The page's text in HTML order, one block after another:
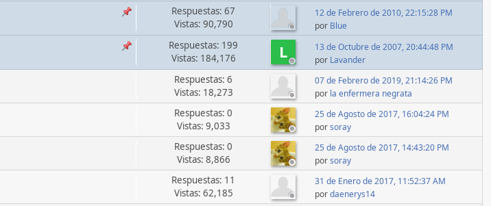
Respuestas: 67
Vistas: 90,790
12 de Febrero de 2010, 22:15:28 PM
por Blue
L
Respuestas: 199
Vistas: 184,176
13 de Octubre de 2007, 20:44:48 PM
por Lavander
Respuestas: 6
Vistas: 18,273
07 de Febrero de 2019, 21:14:26 PM
por la enfermera negrata
Respuestas: 0
Vistas: 9,033
25 de Agosto de 2017, 16:04:24 PM
porsoray
Respuestas: 0
Vistas: 8,866
25 de Agosto de 2017, 14:43:20 PM
porsoray
Respuestas: 11
Vistas: 62,185
31 de Enero de 2017, 11:52:37 AM
pordaenerys14